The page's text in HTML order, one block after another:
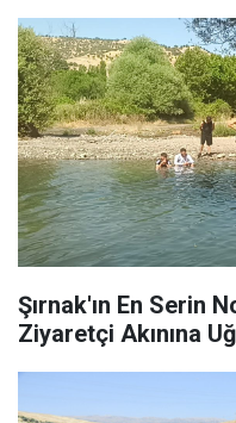
Şırnak'ın En Serin
Ziyaretçi Akınına